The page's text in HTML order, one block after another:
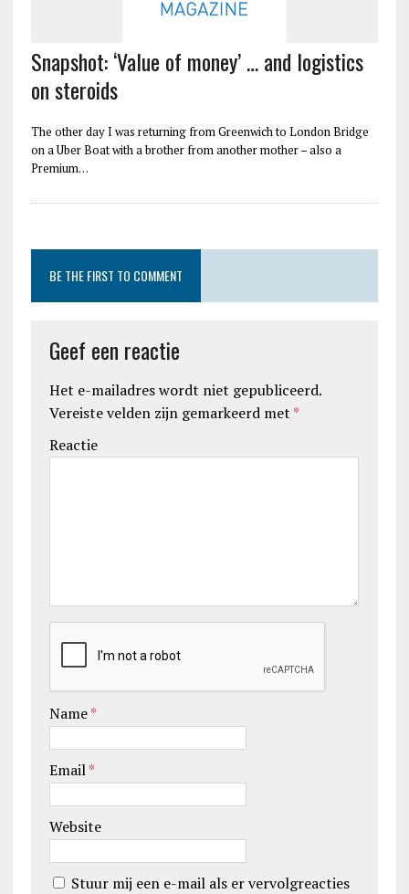
Snapshot: ‘Value of money’ … and logistics
on steroids
The other day I was returning from Greenwich to London Bridge
on a Uber Boat with a brother from another mother – also a
Premium…
BE THE FIRST TO COMMENT
Geef een reactie
Het e-mailadres wordt niet gepubliceerd.
Vereiste velden zijn gemarkeerd met *
Reactie
Name*
Email*
Website
Stuur mij een e-mail als er vervolgreacties